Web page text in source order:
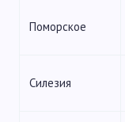
Поморское
Силезия